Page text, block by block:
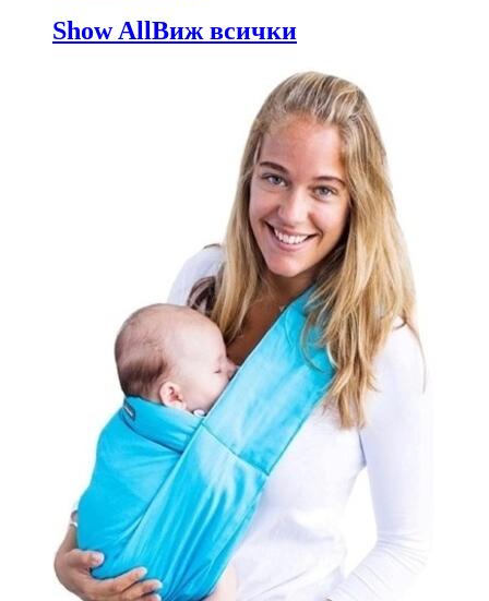
Show AllВиж всички